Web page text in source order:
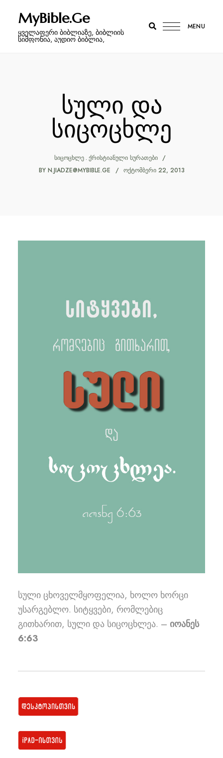
MyBible.Ge
ყველაფერი ბიბლიაზე, ბიბლიის
სიმფონია, აუდიო ბიბლია,
MENU
სული და
სიცოცხლე
ᲡᲘᲪᲝᲪᲮᲚᲔ ᲥᲠᲘᲡᲢᲘᲐᲜᲣᲚᲘ ᲡᲣᲠᲐᲗᲔᲑᲘ
BY N.JIADZE@MYBIBLE.GE ᲝᲥᲢᲝᲛᲑᲔᲠᲘ 22, 2013
სული ცხოველმყოფელია, ხოლო ხორცი
უსარგებლო. სიტყვები, რომლებიც
გითხარით, სული და სიცოცხლეა. – იოანეს
6:63